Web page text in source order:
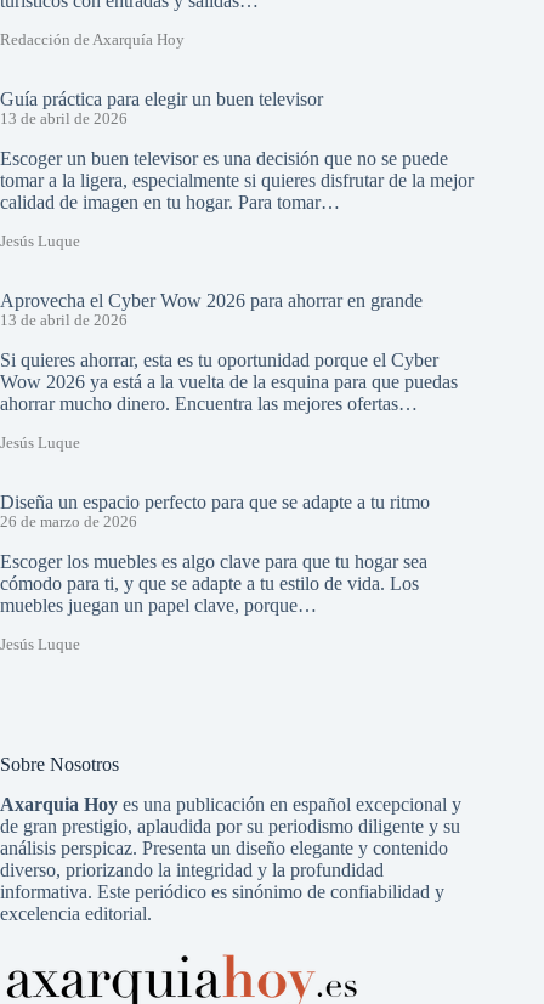
Redacción de Axarquía Hoy
Guía práctica para elegir un buen televisor
13 de abril de 2026
Escoger un buen televisor es una decisión que no se puede
tomar a la ligera, especialmente si quieres disfrutar de la mejor
calidad de imagen en tu hogar. Para tomar…
Jesús Luque
Aprovecha el Cyber Wow 2026 para ahorrar en grande
13 de abril de 2026
Si quieres ahorrar, esta es tu oportunidad porque el Cyber
Wow 2026 ya está a la vuelta de la esquina para que puedas
ahorrar mucho dinero. Encuentra las mejores ofertas…
Jesús Luque
Diseña un espacio perfecto para que se adapte a tu ritmo
26 de marzo de 2026
Escoger los muebles es algo clave para que tu hogar sea
cómodo para ti, y que se adapte a tu estilo de vida. Los
muebles juegan un papel clave, porque…
Jesús Luque
Sobre Nosotros
Axarquia Hoy es una publicación en español excepcional y
de gran prestigio, aplaudida por su periodismo diligente y su
análisis perspicaz. Presenta un diseño elegante y contenido
diverso, priorizando la integridad y la profundidad
informativa. Este periódico es sinónimo de confiabilidad y
excelencia editorial.